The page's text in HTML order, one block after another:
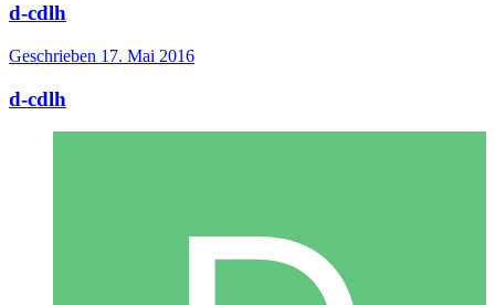
d-cdlh
Geschrieben 17. Mai 2016
d-cdlh